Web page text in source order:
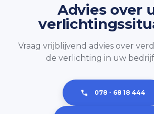
Advies over
Vraag vrijblijvend advies over
de verlichting in uw
078 - 68 18 444